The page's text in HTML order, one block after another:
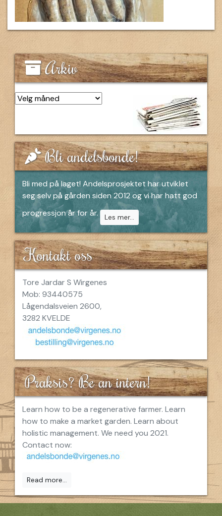
Arkiv
Bli andelsbonde!
Bli med på laget! Andelsprosjektet har utviklet
seg selv på gården siden 2012 og vi har hatt god
progressjon år for år.
Les mer...
Kontakt oss
Tore Jardar S Wirgenes
Mob: 93440575
Lågendalsveien 2600,
3282 KVELDE
Praksis? Be an intern!
Learn how to be a regenerative farmer. Learn
how to make a market garden. Learn about
holistic management. We need you 2021.
Contact now:
Read more...